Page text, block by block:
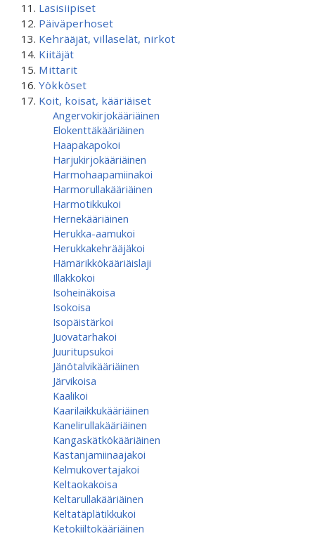
Lasisiipiset
Päiväperhoset
Kehrääjät, villaselät, nirkot
Kiitäjät
Mittarit
Yökköset
Koit, koisat, kääriäiset
Angervokirjokääriäinen
Elokenttäkääriäinen
Haapakapokoi
Harjukirjokääriäinen
Harmohaapamiinakoi
Harmorullakääriäinen
Harmotikkukoi
Hernekääriäinen
Herukka-aamukoi
Herukkakehrääjäkoi
Hämärikkökääriäislaji
Illakkokoi
Isoheinäkoisa
Isokoisa
Isopäistärkoi
Juovatarhakoi
Juuritupsukoi
Jänötalvikääriäinen
Järvikoisa
Kaalikoi
Kaarilaikkukääriäinen
Kanelirullakääriäinen
Kangaskätkökääriäinen
Kastanjamiinaajakoi
Kelmukovertajakoi
Keltaokakoisa
Keltarullakääriäinen
Keltatäplätikkukoi
Ketokiiltokääriäinen